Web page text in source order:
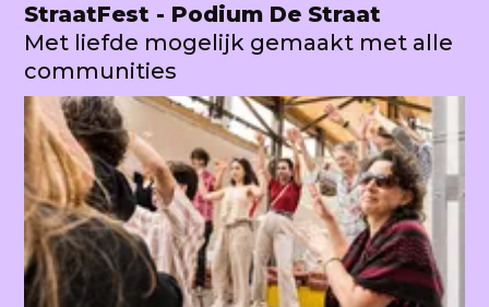
StraatFest - Podium De Straat
Met liefde mogelijk gemaakt met alle
communities